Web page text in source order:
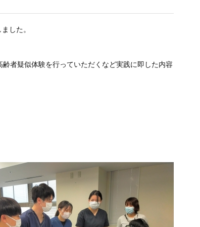
した。
者疑似体験を行っていただくなど実践に即した内容